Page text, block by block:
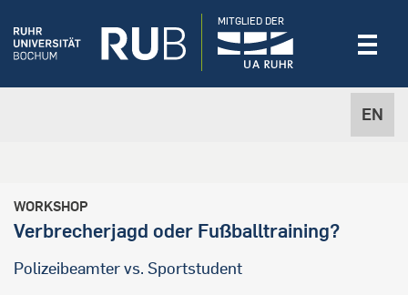
EN
MITGLIED DER
WORKSHOP
Verbrecherjagd oder Fußballtraining?
Polizeibeamter vs. Sportstudent